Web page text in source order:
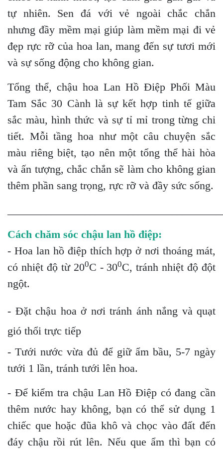
tự nhiên. Sen đá với vẻ ngoài chắc chắn
nhưng đầy mềm mại giúp làm mềm mại đi vẻ
đẹp rực rỡ của hoa lan, mang đến sự tươi mới
và sự sống động cho không gian.
Tổng thể, chậu hoa Lan Hồ Điệp Phối Màu
Tam Sắc 30 Cành là sự kết hợp tinh tế giữa
sắc màu, hình thức và sự tỉ mỉ trong từng chi
tiết. Mỗi tầng hoa như một câu chuyện sắc
màu riêng biệt, tạo nên một tổng thể hài hòa
và ấn tượng, chắc chắn sẽ làm cho không gian
thêm phần sang trọng, rực rỡ và đầy sức sống.
Cách chăm sóc chậu lan hồ điệp:
- Hoa lan hồ điệp thích hợp ở nơi thoáng mát,
có nhiệt độ từ 200C - 300C, tránh nhiệt độ đột
ngột.
- Đặt chậu hoa ở nơi tránh ánh nắng và quạt
gió thổi trực tiếp
- Tưới nước vừa đủ để giữ ẩm bầu, 5-7 ngày
tưới 1 lần, tránh tưới lên hoa.
- Để kiểm tra chậu Lan Hồ Điệp có đang cần
thêm nước hay không, bạn có thể sử dụng 1
chiếc que hoặc đũa khô và chọc vào đất đến
đáy chậu rồi rút lên. Nếu que ẩm thì bạn có